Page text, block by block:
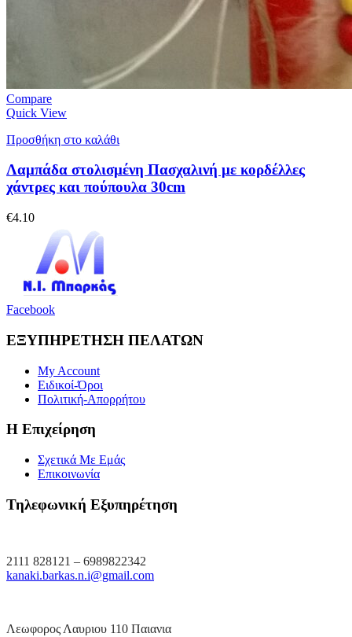
Compare
Quick View
Προσθήκη στο καλάθι
Λαμπάδα στολισμένη Πασχαλινή με κορδέλλες
χάντρες και πούπουλα 30cm
€4.10
Facebook
ΕΞΥΠΗΡΕΤΗΣΗ ΠΕΛΑΤΩΝ
My Account
Ειδικοί-Όροι
Πολιτική-Απορρήτου
Η Επιχείρηση
Σχετικά Με Εμάς
Επικοινωνία
Τηλεφωνική Εξυπηρέτηση
2111 828121 – 6989822342
kanaki.barkas.n.i@gmail.com
Λεωφορος Λαυριου 110 Παιανια